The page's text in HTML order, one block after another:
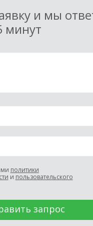
и мы
минут
политики
и пользовательского